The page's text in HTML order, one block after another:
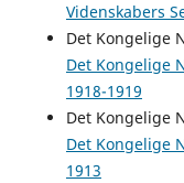
Videnskabers
Det Kongelige
Det Kongelige
1918-1919
Det Kongelige
Det Kongelige
1913